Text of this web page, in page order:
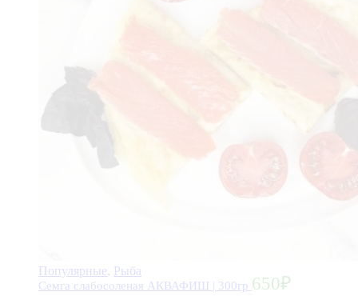
Популярные, Рыба
Семга слабосоленая АКВАФИШ | 300гр 650₽